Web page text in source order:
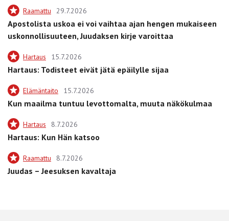
Raamattu 29.7.2026
Apostolista uskoa ei voi vaihtaa ajan hengen mukaiseen
uskonnollisuuteen, Juudaksen kirje varoittaa
Hartaus 15.7.2026
Hartaus: Todisteet eivät jätä epäilylle sijaa
Elämäntaito 15.7.2026
Kun maailma tuntuu levottomalta, muuta näkökulmaa
Hartaus 8.7.2026
Hartaus: Kun Hän katsoo
Raamattu 8.7.2026
Juudas – Jeesuksen kavaltaja